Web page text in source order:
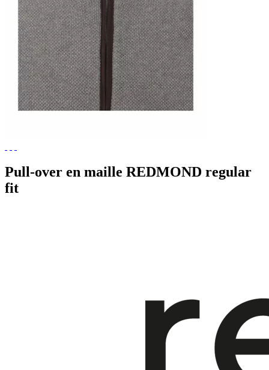
Pull-over en maille REDMOND regular
fit